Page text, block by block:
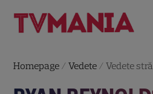
Homepage /Vedete /Vedete